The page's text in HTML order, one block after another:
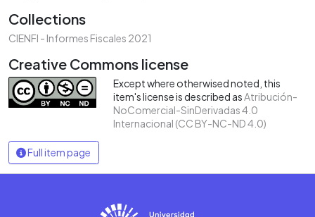
Collections
CIENFI - Informes Fiscales 2021
Creative Commons license
Except where otherwised noted, this
item's license is described asAtribución-
NoComercial-SinDerivadas 4.0
Internacional (CC BY-NC-ND 4.0)
Full item page